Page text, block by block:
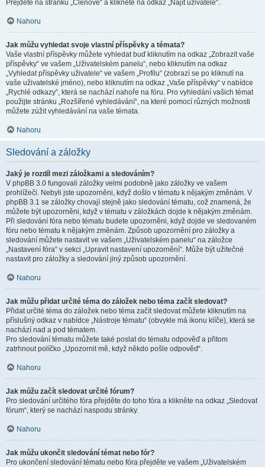
Přejděte na stránku „Členové“ a klikněte na odkaz „Najít uživatele“.
Nahoru
Jak můžu vyhledat svoje vlastní příspěvky a témata?
Vaše vlastní příspěvky můžete vyhledat buď kliknutím na odkaz „Zobrazit vaše
příspěvky“ ve vašem „Uživatelském panelu“, nebo kliknutím na odkaz
„Vyhledat příspěvky uživatele“ ve vašem „Profilu“ (zobrazí se po kliknutí na
vaše uživatelské jméno), nebo kliknutím na odkaz „Vaše příspěvky“ v nabídce
„Rychlé odkazy“, která se nachází nahoře na fóru. Pro vyhledání vašich témat
použijte stránku „Rozšířené vyhledávání“, na které pomocí různých možnosti
můžete zúžit vyhledávání na vaše témata.
Nahoru
Sledování a záložky
Jaký je rozdíl mezi záložkami a sledováním?
V phpBB 3.0 fungovali záložky velmi podobně jako záložky ve vašem
prohlížeči. Nebyli jste upozorněni, když došlo v tématu k nějakým změnám. V
phpBB 3.1 se záložky chovají stejně jako sledování tématu, což znamená, že
můžete být upozorněni, když v tématu v záložkách dojde k nějakým změnám.
Při sledování fóra nebo tématu budete upozorněni, když dojde ve sledovaném
fóru nebo tématu k nějakým změnám. Způsob upozornění pro záložky a
sledování můžete nastavit ve vašem „Uživatelském panelu“ na záložce
„Nastavení fóra“ v sekci „Upravit nastavení upozornění“. Může být užitečné
nastavit pro záložky a sledování jiný způsob upozornění.
Nahoru
Jak můžu přidat určité téma do záložek nebo téma začít sledovat?
Přidat určité téma do záložek nebo téma začít sledovat můžete kliknutím na
příslušný odkaz v nabídce „Nástroje tématu“ (obvykle má ikonu klíče), která se
nachází nad a pod tématem.
Pro sledování tématu můžete také poslat do tématu odpověď a přitom
zatrhnout políčko „Upozornit mě, když někdo pošle odpověď“.
Nahoru
Jak můžu začít sledovat určité fórum?
Pro sledování určitého fóra přejděte do toho fóra a klikněte na odkaz „Sledovat
fórum“, který se nachází naspodu stránky.
Nahoru
Jak můžu ukončit sledování témat nebo fór?
Pro ukončení sledování tématu nebo fóra přejděte ve vašem „Uživatelském